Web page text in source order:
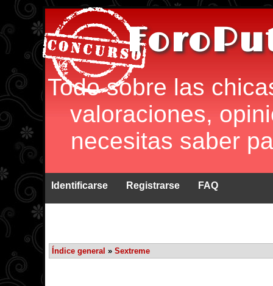
Todo sobre las
valoraciones,
necesitas saber
Identificarse Registrarse FAQ
Índice general » Sextreme